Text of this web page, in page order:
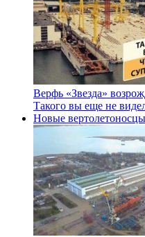
Верфь «Звезда»
Такого вы еще не
Новые